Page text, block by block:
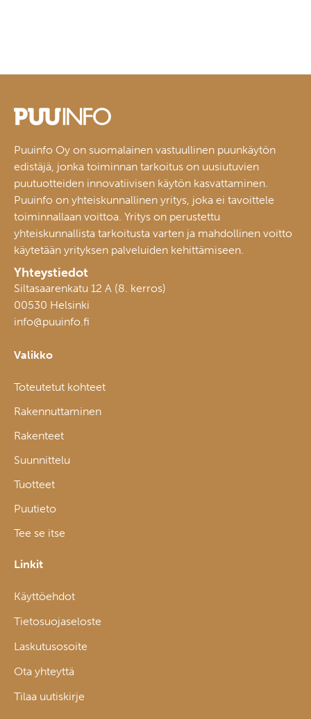
Puuinfo Oy on suomalainen vastuullinen puunkäytön
edistäjä, jonka toiminnan tarkoitus on uusiutuvien
puutuotteiden innovatiivisen käytön kasvattaminen.
Puuinfo on yhteiskunnallinen yritys, joka ei tavoittele
toiminnallaan voittoa. Yritys on perustettu
yhteiskunnallista tarkoitusta varten ja mahdollinen voitto
käytetään yrityksen palveluiden kehittämiseen.
Yhteystiedot
Siltasaarenkatu 12 A (8. kerros)
00530 Helsinki
info@puuinfo.fi
Valikko
Toteutetut kohteet
Rakennuttaminen
Rakenteet
Suunnittelu
Tuotteet
Puutieto
Tee se itse
Linkit
Käyttöehdot
Tietosuojaseloste
Laskutusosoite
Ota yhteyttä
Tilaa uutiskirje